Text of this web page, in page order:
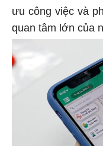
ưu công việc và
quan tâm lớn của